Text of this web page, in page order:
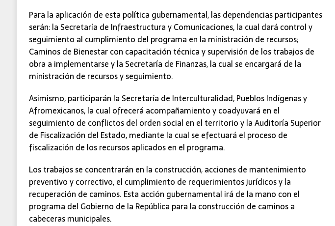
Para la aplicación de esta política gubernamental, las dependencias participantes
serán: la Secretaría de Infraestructura y Comunicaciones, la cual dará control y
seguimiento al cumplimiento del programa en la ministración de recursos;
Caminos de Bienestar con capacitación técnica y supervisión de los trabajos de
obra a implementarse y la Secretaría de Finanzas, la cual se encargará de la
ministración de recursos y seguimiento.
Asimismo, participarán la Secretaría de Interculturalidad, Pueblos Indígenas y
Afromexicanos, la cual ofrecerá acompañamiento y coadyuvará en el
seguimiento de conflictos del orden social en el territorio y la Auditoría Superior
de Fiscalización del Estado, mediante la cual se efectuará el proceso de
fiscalización de los recursos aplicados en el programa.
Los trabajos se concentrarán en la construcción, acciones de mantenimiento
preventivo y correctivo, el cumplimiento de requerimientos jurídicos y la
recuperación de caminos. Esta acción gubernamental irá de la mano con el
programa del Gobierno de la República para la construcción de caminos a
cabeceras municipales.